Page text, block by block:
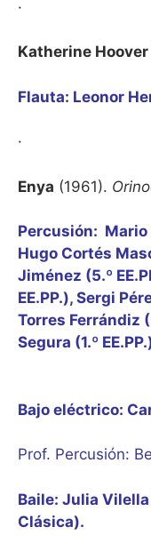
·
Katherine Hoover
Flauta: Leonor
·
Enya (1961).
Percusión: Mario
Hugo Cortés
Jiménez (5.º
EE.PP.), Sergi
Torres Ferrándiz
Segura
Bajo eléctrico:
Prof. Percusión:
Baile: Julia Vilella
Clásica).